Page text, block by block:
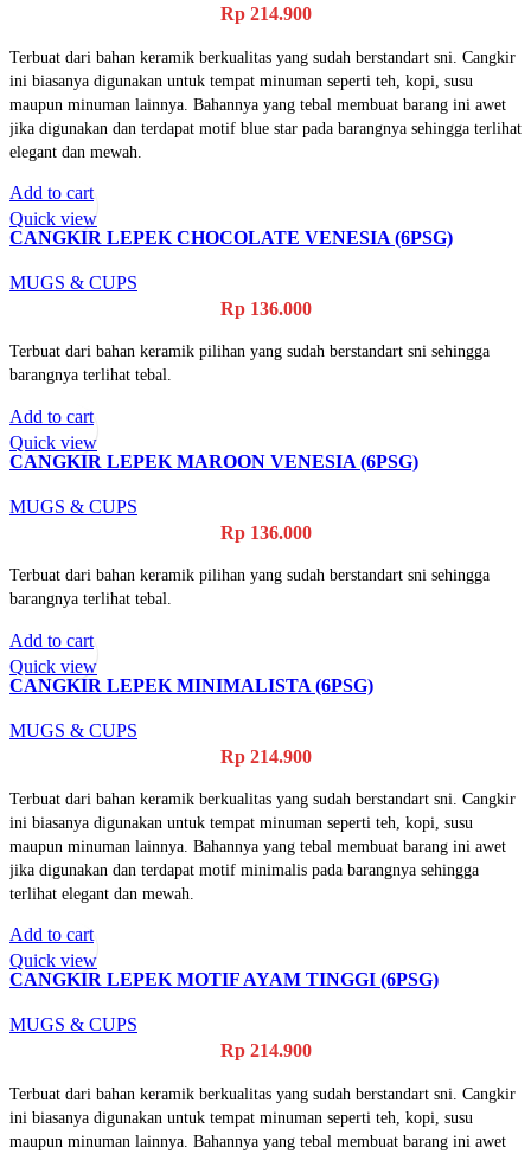
Rp214.900
Terbuat dari bahan keramik berkualitas yang sudah berstandart sni. Cangkir
ini biasanya digunakan untuk tempat minuman seperti teh, kopi, susu
maupun minuman lainnya. Bahannya yang tebal membuat barang ini awet
jika digunakan dan terdapat motif blue star pada barangnya sehingga terlihat
elegant dan mewah.
Add to cart
Quick view
CANGKIR LEPEK CHOCOLATE VENESIA (6PSG)
MUGS & CUPS
Rp136.000
Terbuat dari bahan keramik pilihan yang sudah berstandart sni sehingga
barangnya terlihat tebal.
Add to cart
Quick view
CANGKIR LEPEK MAROON VENESIA (6PSG)
MUGS & CUPS
Rp136.000
Terbuat dari bahan keramik pilihan yang sudah berstandart sni sehingga
barangnya terlihat tebal.
Add to cart
Quick view
CANGKIR LEPEK MINIMALISTA (6PSG)
MUGS & CUPS
Rp214.900
Terbuat dari bahan keramik berkualitas yang sudah berstandart sni. Cangkir
ini biasanya digunakan untuk tempat minuman seperti teh, kopi, susu
maupun minuman lainnya. Bahannya yang tebal membuat barang ini awet
jika digunakan dan terdapat motif minimalis pada barangnya sehingga
terlihat elegant dan mewah.
Add to cart
Quick view
CANGKIR LEPEK MOTIF AYAM TINGGI (6PSG)
MUGS & CUPS
Rp214.900
Terbuat dari bahan keramik berkualitas yang sudah berstandart sni. Cangkir
ini biasanya digunakan untuk tempat minuman seperti teh, kopi, susu
maupun minuman lainnya. Bahannya yang tebal membuat barang ini awet